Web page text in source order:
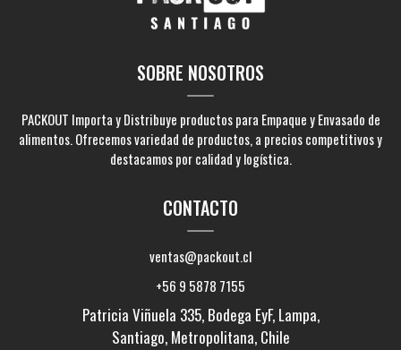
SOBRE NOSOTROS
PACKOUT Importa y Distribuye productos para Empaque y Envasado de
alimentos. Ofrecemos variedad de productos, a precios competitivos y
destacamos por calidad y logística.
CONTACTO
ventas@packout.cl
+56 9 5878 7155
Patricia Viñuela 335, Bodega EyF, Lampa,
Santiago, Metropolitana, Chile